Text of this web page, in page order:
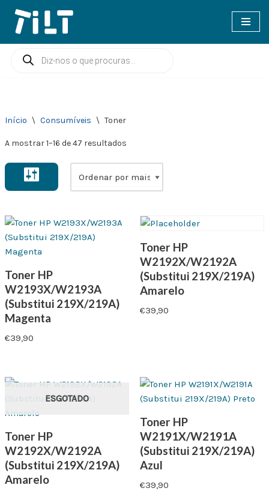
Avançar
para
Início \ Consumíveis \ Toner
A mostrar 1–16 de 47 resultados
Toner HP
W2193X/W2193A
(Substitui 219X/219A)
Magenta
€39,90
Toner HP
W2192X/W2192A
(Substitui 219X/219A)
Amarelo
€39,90
ESGOTADO
Toner HP
W2192X/W2192A
(Substitui 219X/219A)
Amarelo
Toner HP
W2191X/W2191A
(Substitui 219X/219A)
Azul
€39,90